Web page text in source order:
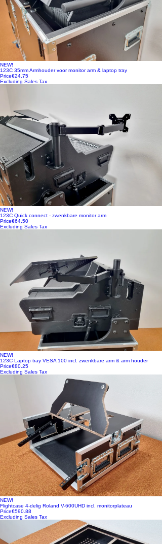
NEW!
123C 35mm Armhouder voor monitor arm & laptop tray
Price€24.75
Excluding Sales Tax
NEW!
123C Quick connect - zwenkbare monitor arm
Price€64.50
Excluding Sales Tax
NEW!
123C Laptop tray VESA 100 incl. zwenkbare arm & arm houder
Price€80.25
Excluding Sales Tax
NEW!
Flightcase 4-delig Roland V-600UHD incl. monitorplateau
Price€590.88
Excluding Sales Tax